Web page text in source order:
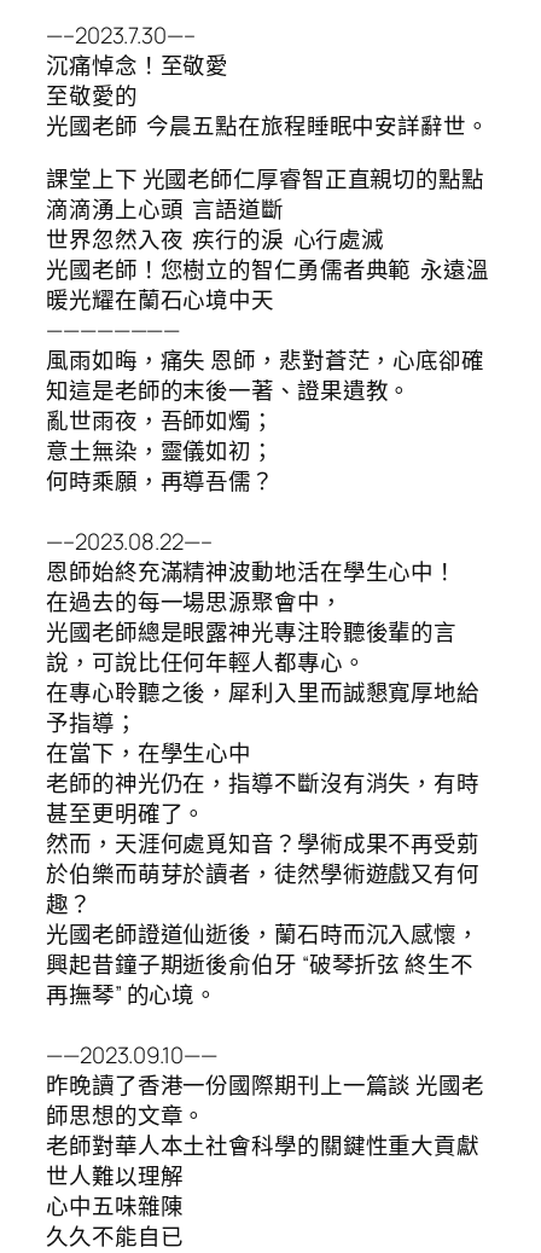
—–2023.7.30—–
沉痛悼念！至敬愛
至敬愛的
光國老師 今晨五點在旅程睡眠中安詳辭世。
課堂上下 光國老師仁厚睿智正直親切的點點
滴滴湧上心頭 言語道斷
世界忽然入夜 疾行的淚 心行處滅
光國老師！您樹立的智仁勇儒者典範 永遠溫
暖光耀在蘭石心境中天
————————
風雨如晦，痛失 恩師，悲對蒼茫，心底卻確
知這是老師的末後一著、證果遺教。
亂世雨夜，吾師如燭；
意土無染，靈儀如初；
何時乘願，再導吾儒？
—–2023.08.22—–
恩師始終充滿精神波動地活在學生心中！
在過去的每一場思源聚會中，
光國老師總是眼露神光專注聆聽後輩的言
說，可說比任何年輕人都專心。
在專心聆聽之後，犀利入里而誠懇寬厚地給
予指導；
在當下，在學生心中
老師的神光仍在，指導不斷沒有消失，有時
甚至更明確了。
然而，天涯何處覓知音？學術成果不再受莂
於伯樂而萌芽於讀者，徒然學術遊戲又有何
趣？
光國老師證道仙逝後，蘭石時而沉入感懷，
興起昔鐘子期逝後俞伯牙 “破琴折弦 終生不
再撫琴” 的心境。
——2023.09.10——
昨晚讀了香港一份國際期刊上一篇談 光國老
師思想的文章。
老師對華人本土社會科學的關鍵性重大貢獻
世人難以理解
心中五味雜陳
久久不能自已